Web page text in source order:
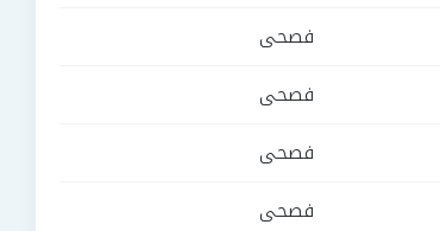
فصحى
فصحى
فصحى
فصحى